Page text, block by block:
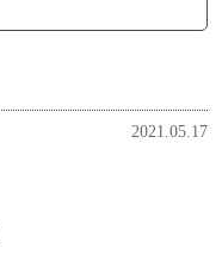
2021.05.17